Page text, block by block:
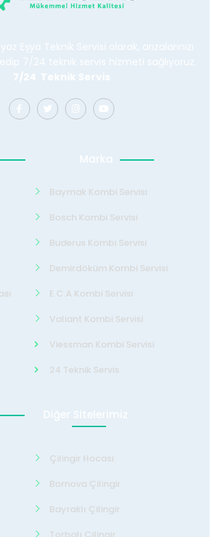
Eşya Teknik Servisi olarak, arızalarınızı
7/24 teknik servis hizmeti sağlıyoruz.
7/24 Teknik Servis
Marka
Baymak Kombi Servisi
Bosch Kombi Servisi
Buderus Kombi Servisi
Demirdöküm Kombi Servisi
E.C.A Kombi Servisi
Valiant Kombi Servisi
Viessman Kombi Servisi
24 Teknik Servis
Diğer Sitelerimiz
Çilingir Hocası
Bornova Çilingir
Bayraklı Çilingir